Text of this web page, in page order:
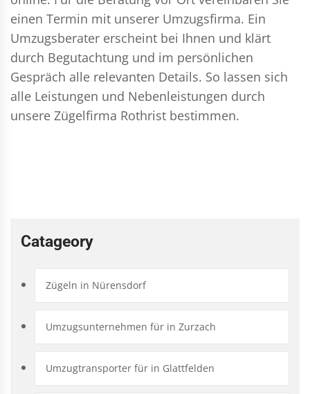
einen Termin mit unserer Umzugsfirma. Ein
Umzugsberater erscheint bei Ihnen und klärt
durch Begutachtung und im persönlichen
Gespräch alle relevanten Details. So lassen sich
alle Leistungen und Nebenleistungen durch
unsere Zügelfirma Rothrist bestimmen.
Catageory
Zügeln in Nürensdorf
Umzugsunternehmen für in Zurzach
Umzugtransporter für in Glattfelden